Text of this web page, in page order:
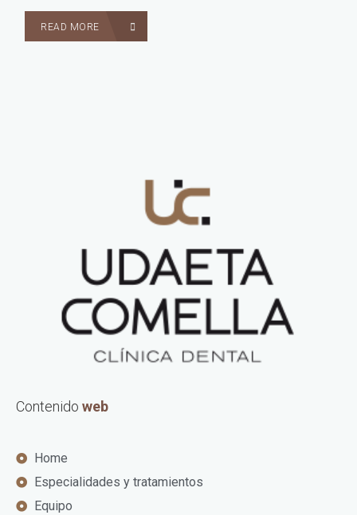
READ MORE
Contenido web
Home
Especialidades y tratamientos
Equipo